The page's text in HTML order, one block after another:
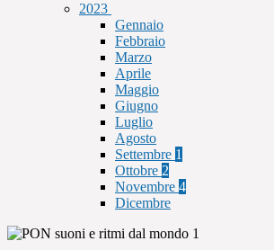
2023
Gennaio
Febbraio
Marzo
Aprile
Maggio
Giugno
Luglio
Agosto
Settembre 1
Ottobre 2
Novembre 4
Dicembre